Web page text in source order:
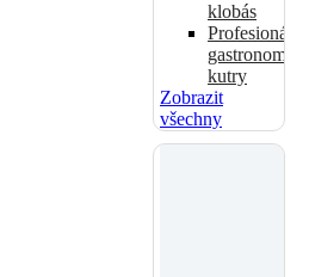
klobás
Profesionální
gastronomické
kutry
Zobrazit
všechny